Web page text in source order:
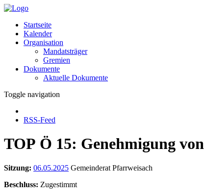
Startseite
Kalender
Organisation
Mandatsträger
Gremien
Dokumente
Aktuelle Dokumente
Toggle navigation
RSS-Feed
TOP Ö 15: Genehmigung
Sitzung: 06.05.2025 Gemeinderat Pfarrweisach
Beschluss: Zugestimmt